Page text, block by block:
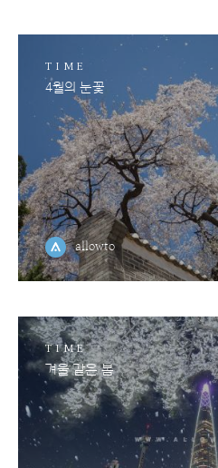
TIME
4월의 눈꽃
allowto
TIME
겨울 같은 봄